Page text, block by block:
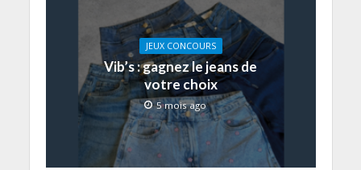
JEUX CONCOURS
Vib’s : gagnez le jeans de
votre choix
5 mois ago